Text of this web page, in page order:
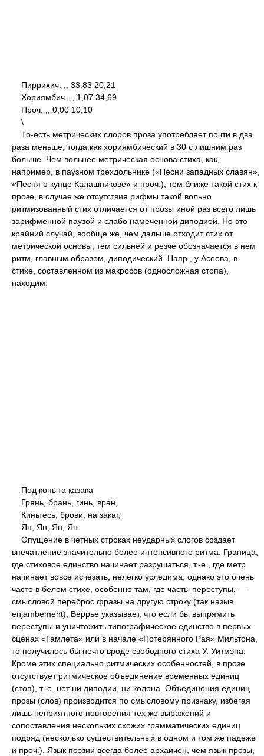
Пиррихич. ,, 33,83 20,21
Хориямбич. ,, 1,07 34,69
Проч. ,, 0,00 10,10
\
То-есть метрических слоров проза употребляет почти в два
раза меньше, тогда как хориямбический в 30 с лишним раз
больше. Чем вольнее метрическая основа стиха, как,
например, в паузном трехдольнике («Песни западных славян»,
«Песня о купце Калашникове» и проч.), тем ближе такой стих к
прозе, в случае же отсутствия рифмы такой вольно
ритмизованный стих отличается от прозы иной раз всего лишь
зарифменной паузой и слабо намеченной диподией. Но это
крайний случай, вообще же, чем дальше отходит стих от
метрической основы, тем сильней и резче обозначается в нем
ритм, главным образом, диподический. Напр., у Асеева, в
стихе, составленном из макросов (односложная стопа),
находим:
Под копыта казака
Грянь, брань, гинь, вран,
Киньтесь, брови, на закат,
Ян, Ян, Ян, Ян.
Опущение в четных строках неударных слогов создает
впечатление значительно более интенсивного ритма. Граница,
где стиховое единство начинает разрушаться, т.-е., где метр
начинает вовсе исчезать, нелегко уследима, однако это очень
часто в белом стихе, особенно там, где часты переступы, —
смысловой переброс фразы на другую строку (так назыв.
enjambement), Веррье указывает, что если бы выпрямить
переступы и уничтожить типографическое единство в первых
сценах «Гамлета» или в начале «Потерянного Рая» Мильтона,
то получилось бы нечто вроде свободного стиха У. Уитмэна.
Кроме этих специально ритмических особенностей, в прозе
отсутствует ритмическое объединение временных единиц
(стоп), т.-е. нет ни диподии, ни колона. Объединения единиц
прозы (слов) производится по смысловому признаку, избегая
лишь неприятного повторения тех же выражений и
сопоставления нескольких схожих грамматических единиц
подряд (несколько существительных в одном и том же падеже
и проч.). Язык поэзии всегда более архаичен, чем язык прозы,